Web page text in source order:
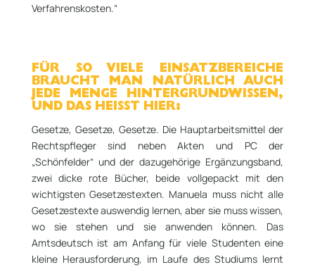
Verfahrenskosten.“
FÜR SO VIELE EINSATZBEREICHE
BRAUCHT MAN NATÜRLICH AUCH
JEDE MENGE HINTERGRUNDWISSEN,
UND DAS HEISST HIER:
Gesetze, Gesetze, Gesetze. Die Hauptarbeitsmittel der
Rechtspfleger sind neben Akten und PC der
„Schönfelder“ und der dazugehörige Ergänzungsband,
zwei dicke rote Bücher, beide vollgepackt mit den
wichtigsten Gesetzestexten. Manuela muss nicht alle
Gesetzestexte auswendig lernen, aber sie muss wissen,
wo sie stehen und sie anwenden können. Das
Amtsdeutsch ist am Anfang für viele Studenten eine
kleine Herausforderung, im Laufe des Studiums lernt